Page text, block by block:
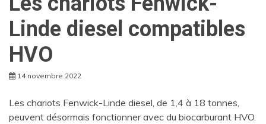
Linde diesel compatibles
HVO
14 novembre 2022
Les chariots Fenwick-Linde diesel, de 1,4 à 18 tonnes,
peuvent désormais fonctionner avec du biocarburant HVO.